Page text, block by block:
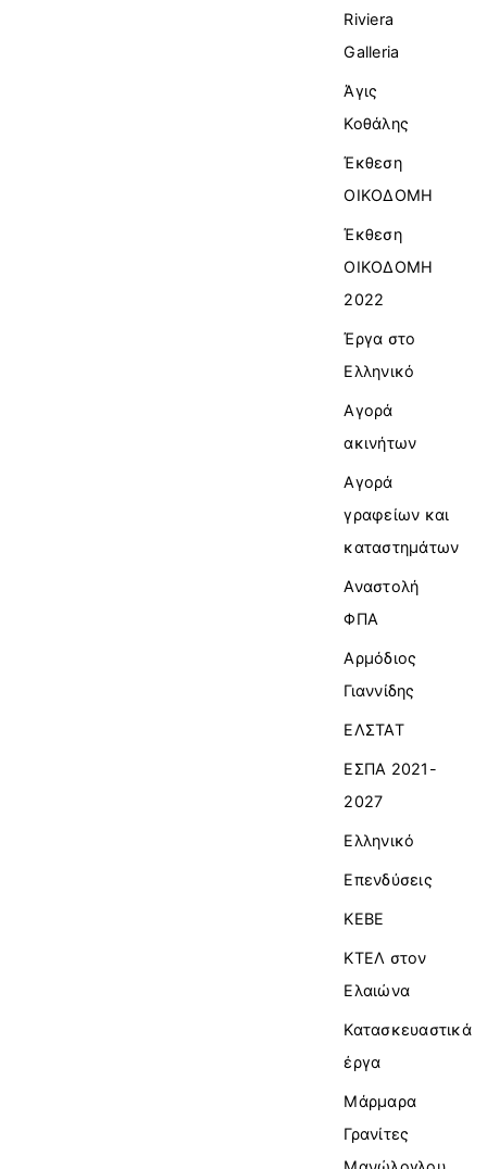
Riviera
Galleria
Άγις
Κοθάλης
Έκθεση
ΟΙΚΟΔΟΜΗ
Έκθεση
ΟΙΚΟΔΟΜΗ
2022
Έργα στο
Ελληνικό
Αγορά
ακινήτων
Αγορά
γραφείων και
καταστημάτων
Αναστολή
ΦΠΑ
Αρμόδιος
Γιαννίδης
ΕΛΣΤΑΤ
ΕΣΠΑ 2021-
2027
Ελληνικό
Επενδύσεις
ΚΕΒΕ
ΚΤΕΛ στον
Ελαιώνα
Κατασκευαστικά
έργα
Μάρμαρα
Γρανίτες